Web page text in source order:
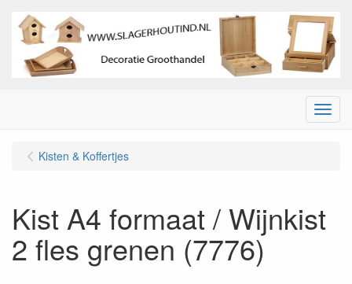
Menu
Kisten & Koffertjes
Kist A4 formaat / Wijnkist
2 fles grenen (7776)